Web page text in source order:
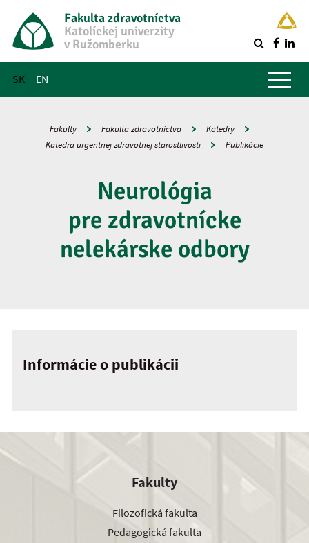
Fakulta zdravotníctva
Katolíckej univerzity
v Ružomberku
SK EN
Hlavné menu
Fakulty Fakulta zdravotníctva
Katedry
Katedra urgentnej zdravotnej starostlivosti
Publikácie
Neurológia
pre zdravotnícke
nelekárske odbory
Informácie o publikácii
Fakulty
Filozofická fakulta
Pedagogická fakulta